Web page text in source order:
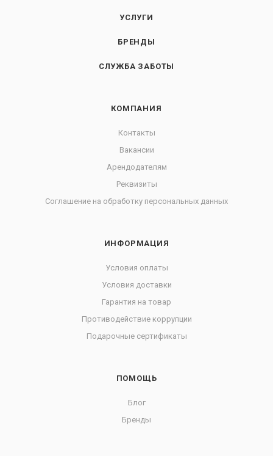
УСЛУГИ
БРЕНДЫ
СЛУЖБА ЗАБОТЫ
КОМПАНИЯ
Контакты
Вакансии
Арендодателям
Реквизиты
Соглашение на обработку персональных данных
ИНФОРМАЦИЯ
Условия оплаты
Условия доставки
Гарантия на товар
Противодействие коррупции
Подарочные сертификаты
ПОМОЩЬ
Блог
Бренды